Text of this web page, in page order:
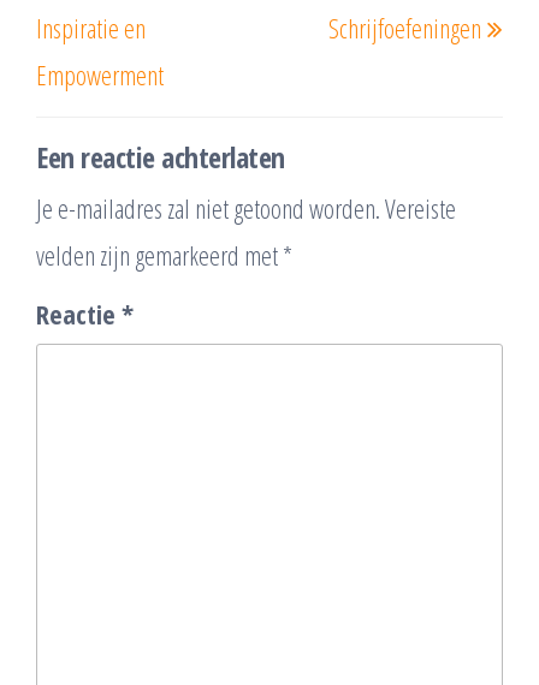
Inspiratie en
Empowerment
Schrijfoefeningen
Een reactie achterlaten
Je e-mailadres zal niet getoond worden.Vereiste
velden zijn gemarkeerd met*
Reactie *